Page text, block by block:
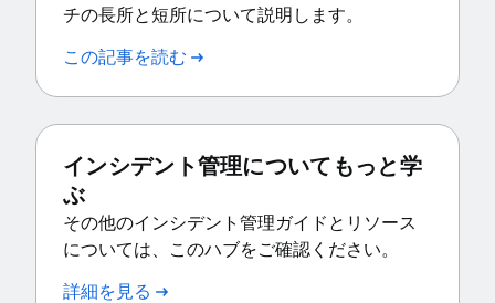
チの長所と短所について説明します。
この記事を読む
インシデント管理についてもっと学
ぶ
その他のインシデント管理ガイドとリソース
については、このハブをご確認ください。
詳細を見る